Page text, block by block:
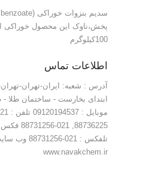
پخش،ناوک این محصول خوراکی
100کیلوگرم
اطلاعات تماس
آدرس : شعبه: ایران-تهران-
تلفکس : 021-
www.navakchem.ir